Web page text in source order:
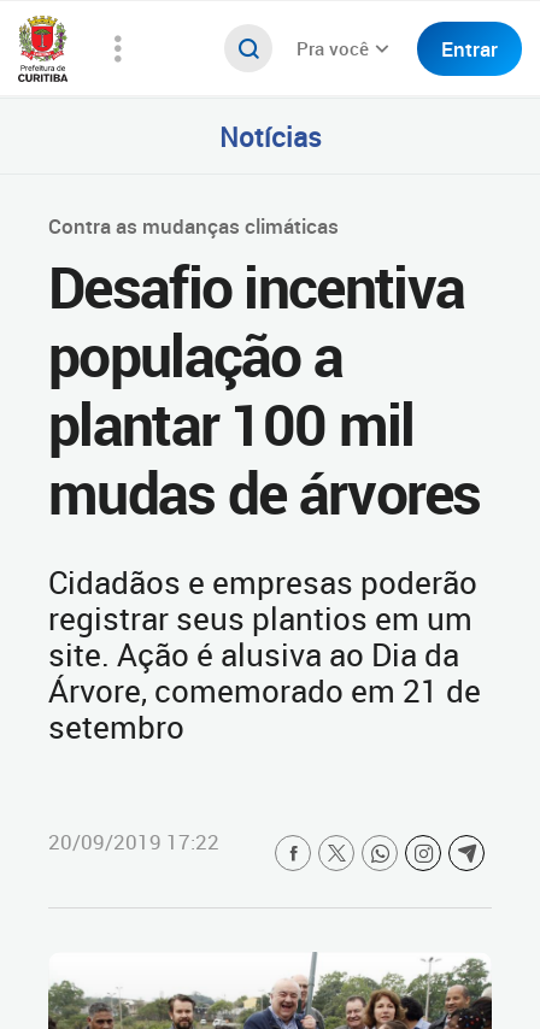
Pra você Entrar
Notícias
Contra as mudanças climáticas
Desafio incentiva
população a
plantar 100 mil
mudas de árvores
Cidadãos e empresas poderão
registrar seus plantios em um
site. Ação é alusiva ao Dia da
Árvore, comemorado em 21 de
setembro
20/09/2019 17:22